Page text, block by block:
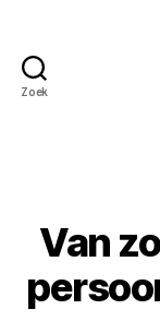
Zoek
Van